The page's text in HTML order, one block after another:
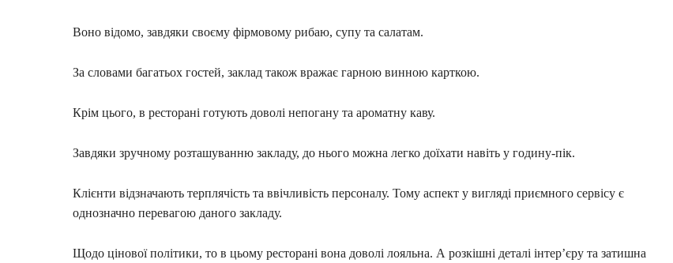
Воно відомо, завдяки своєму фірмовому рибаю, супу та салатам.
За словами багатьох гостей, заклад також вражає гарною винною карткою.
Крім цього, в ресторані готують доволі непогану та ароматну каву.
Завдяки зручному розташуванню закладу, до нього можна легко доїхати навіть у годину-пік.
Клієнти відзначають терплячість та ввічливість персоналу. Тому аспект у вигляді приємного сервісу є
однозначно перевагою даного закладу.
Щодо цінової політики, то в цьому ресторані вона доволі лояльна. А розкішні деталі інтер’єру та затишна